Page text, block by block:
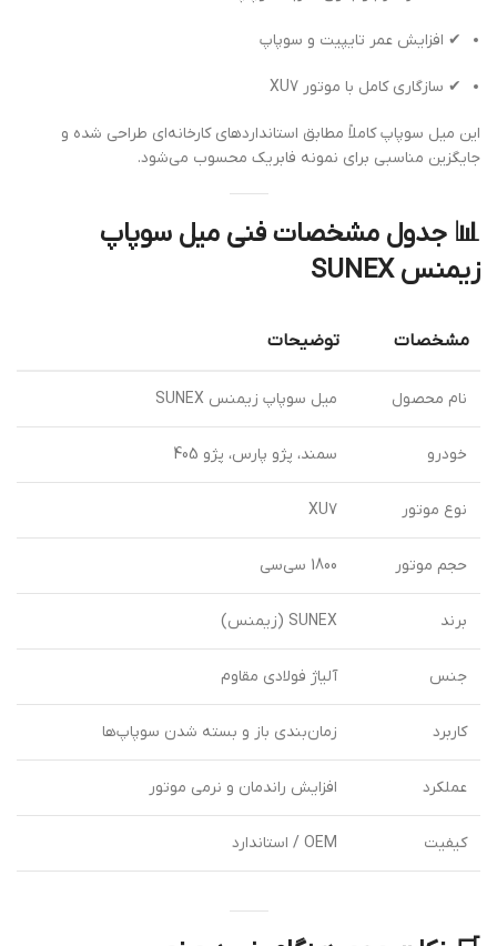
✔ افزایش عمر تایپیت و سوپاپ
✔ سازگاری کامل با موتور XU7
این میل سوپاپ کاملاً مطابق استانداردهای کارخانه‌ای طراحی شده و
جایگزین مناسبی برای نمونه فابریک محسوب می‌شود.
📊 جدول مشخصات فنی میل سوپاپ
زیمنس SUNEX
مشخصات توضیحات
نام محصول میل سوپاپ زیمنس SUNEX
خودرو سمند، پژو پارس، پژو 405
نوع موتور XU7
حجم موتور 1800 سی‌سی
برند SUNEX (زیمنس)
جنس آلیاژ فولادی مقاوم
کاربرد زمان‌بندی باز و بسته شدن سوپاپ‌ها
عملکرد افزایش راندمان و نرمی موتور
کیفیت OEM / استاندارد